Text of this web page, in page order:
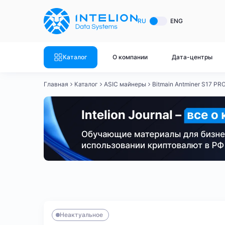
RU ENG
Каталог О компании Дата-центры
ASIC майнеры
Canaan
Innosilicon
Готовый
Готовый
Готовый
Готовый
Готовый
Главная Каталог ASIC майнеры Bitmain Antminer S17
Неактуальное